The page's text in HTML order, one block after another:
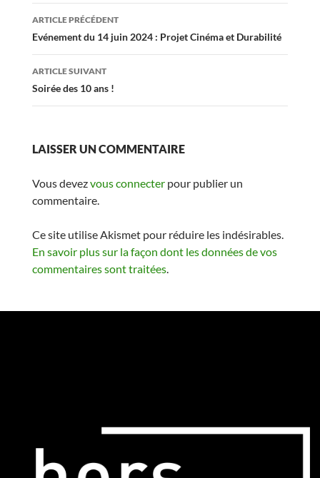
Navigation
des
articles
ARTICLE PRÉCÉDENT
Evénement du 14 juin 2024 : Projet Cinéma et Durabilité
ARTICLE SUIVANT
Soirée des 10 ans !
LAISSER UN COMMENTAIRE
Vous devezvous connecterpour publier un
commentaire.
Ce site utilise Akismet pour réduire les indésirables.
En savoir plus sur la façon dont les données de vos
commentaires sont traitées.